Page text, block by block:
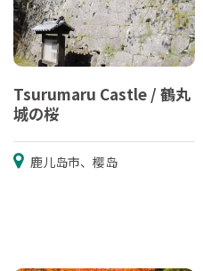
Tsurumaru Castle / 鶴丸
城の桜
鹿儿岛市、樱岛